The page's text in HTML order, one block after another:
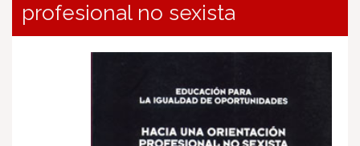
profesional no sexista